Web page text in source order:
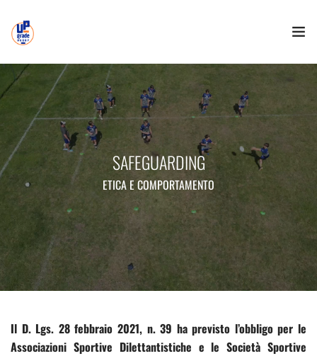
HOME
LO STAFF
LISTA D’ATTESA
EVENTI
SAFEGUARDING
PARTNERSHIP
SHOP
SAFEGUARDING
ETICA E COMPORTAMENTO
Il D. Lgs. 28 febbraio 2021, n. 39 ha previsto l’obbligo per le
Associazioni Sportive Dilettantistiche e le Società Sportive